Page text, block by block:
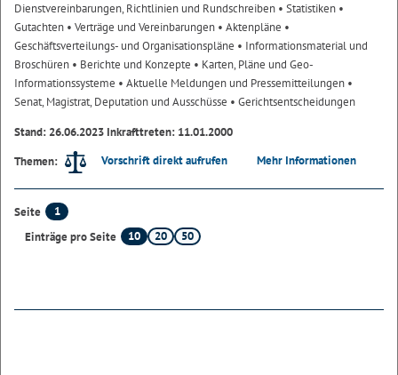
Dienstvereinbarungen, Richtlinien und Rundschreiben • Statistiken •
Gutachten • Verträge und Vereinbarungen • Aktenpläne •
Geschäftsverteilungs- und Organisationspläne • Informationsmaterial und
Broschüren • Berichte und Konzepte • Karten, Pläne und Geo-
Informationssysteme • Aktuelle Meldungen und Pressemitteilungen •
Senat, Magistrat, Deputation und Ausschüsse • Gerichtsentscheidungen
Stand: 26.06.2023 Inkrafttreten: 11.01.2000
Themen:
Vorschrift direkt aufrufen Mehr Informationen
Seite
1
Einträge pro Seite
10 20 50